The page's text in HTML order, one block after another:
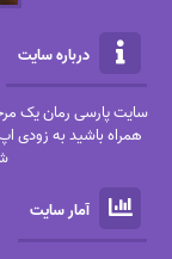
درباره سایت
سایت پارسی رمان یک
همراه باشید به زودی
آمار سایت